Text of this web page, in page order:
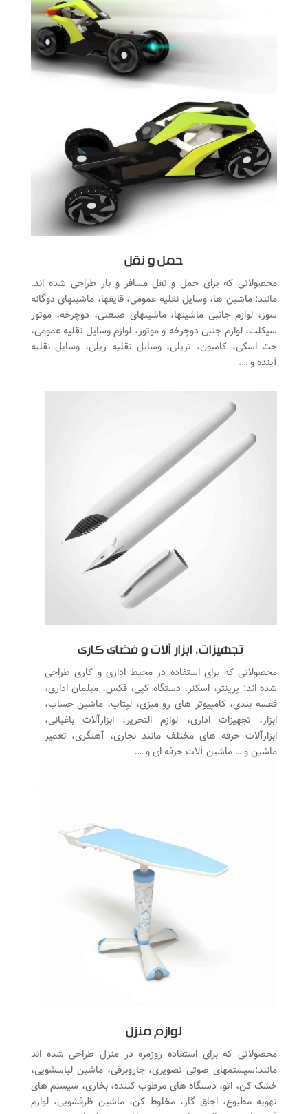
حمل و نقل
محصولاتی که برای حمل و نقل مسافر و بار طراحی شده اند.
مانند: ماشین ها، وسایل نقلیه عمومی، قایقها، ماشینهای دوگانه
سوز، لوازم جانبی ماشینها، ماشینهای صنعتی، دوچرخه، موتور
سیکلت، لوازم جنبی دوچرخه و موتور، لوازم وسایل نقلیه عمومی،
جت اسکی، کامیون، تریلی، وسایل نقلیه ریلی، وسایل نقلیه
آینده و ….
تجهیزات، ابزار آلات و فضای کاری
محصولاتی که برای استفاده در محیط اداری و کاری طراحی
شده اند: پرینتر، اسکنر، دستگاه کپی، فکس، مبلمان اداری،
قفسه بندی، کامپیوتر های رو میزی، لپتاپ، ماشین حساب،
ابزار، تجهیزات اداری، لوازم التحریر، ابزارآلات باغبانی،
ابزارآلات حرفه های مختلف مانند نجاری، آهنگری، تعمیر
ماشین و … ماشین آلات حرفه ای و ….
لوازم منزل
محصولاتی که برای استفاده روزمره در منزل طراحی شده اند
مانند:سیستمهای صوتی تصویری، جاروبرقی، ماشین لباسشویی،
خشک کن، اتو، دستگاه های مرطوب کننده، بخاری، سیستم های
تهویه مطبوع، اجاق گاز، مخلوط کن، ماشین ظرفشویی، لوازم